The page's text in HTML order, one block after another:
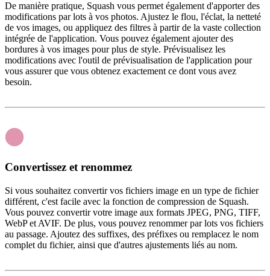
De manière pratique, Squash vous permet également d'apporter des
modifications par lots à vos photos. Ajustez le flou, l'éclat, la netteté
de vos images, ou appliquez des filtres à partir de la vaste collection
intégrée de l'application. Vous pouvez également ajouter des
bordures à vos images pour plus de style. Prévisualisez les
modifications avec l'outil de prévisualisation de l'application pour
vous assurer que vous obtenez exactement ce dont vous avez
besoin.
Convertissez et renommez
Si vous souhaitez convertir vos fichiers image en un type de fichier
différent, c'est facile avec la fonction de compression de Squash.
Vous pouvez convertir votre image aux formats JPEG, PNG, TIFF,
WebP et AVIF. De plus, vous pouvez renommer par lots vos fichiers
au passage. Ajoutez des suffixes, des préfixes ou remplacez le nom
complet du fichier, ainsi que d'autres ajustements liés au nom.